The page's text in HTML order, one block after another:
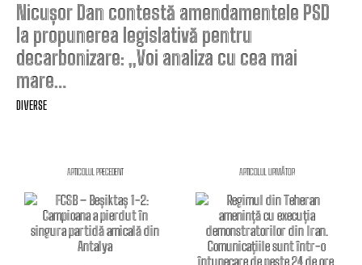
Nicușor Dan contestă amendamentele PSD
la propunerea legislativă pentru
decarbonizare: „Voi analiza cu cea mai
mare…
DIVERSE
ARTICOLUL PRECEDENT ARTICOLUL URMĂTOR